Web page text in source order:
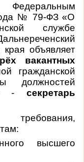
№ 79-ФЗ «О
службе
объявляет
вакантных
гражданской
должностей
- секретарь
требования,
высшего